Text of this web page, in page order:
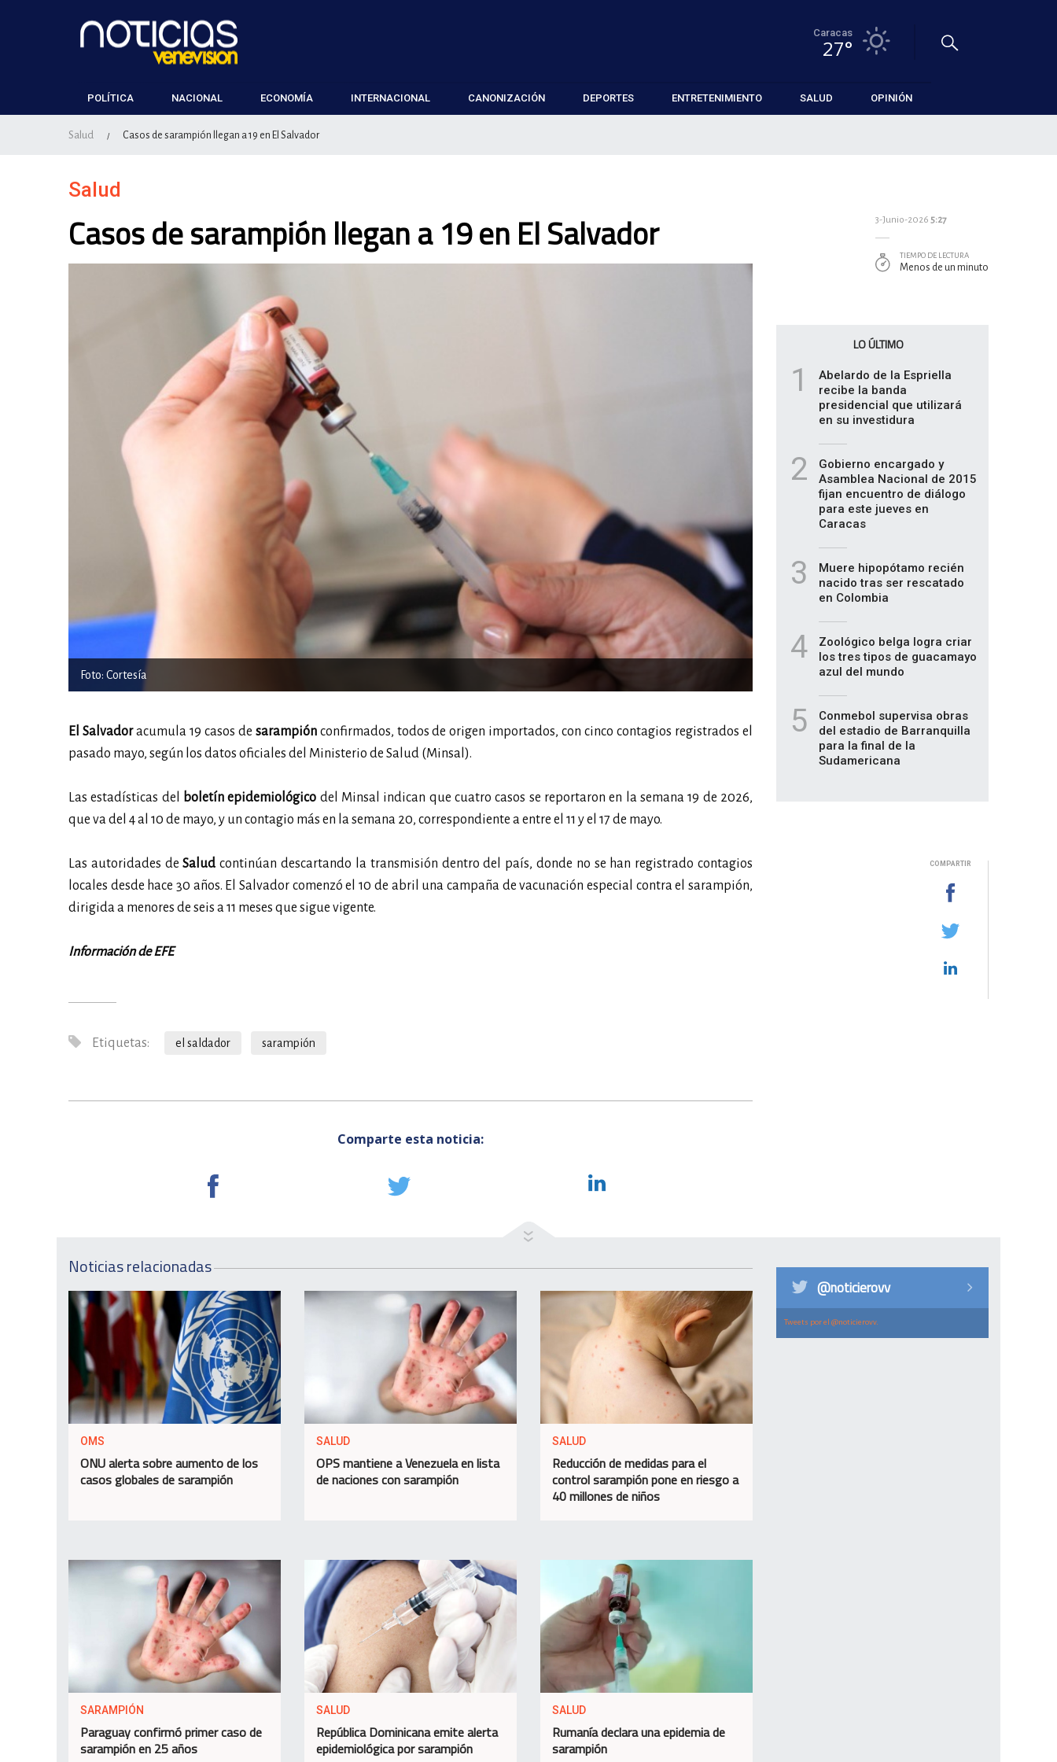
Caracas
27°
POLÍTICA NACIONAL ECONOMÍA INTERNACIONAL CANONIZACIÓN DEPORTES ENTRETENIMIENTO SALUD OPINIÓN
Salud / Casos de sarampión llegan a 19 en El Salvador
Salud
Casos de sarampión llegan a 19 en El Salvador
Foto: Cortesía
El Salvadoracumula 19 casos de sarampiónconfirmados, todos de origen importados, con cinco contagios registrados el
pasado mayo, según los datos oficiales del Ministerio de Salud (Minsal).
Las estadísticas del boletín epidemiológico del Minsal indican que cuatro casos se reportaron en la semana 19 de 2026,
que va del 4 al 10 de mayo, y un contagio más en la semana 20, correspondiente a entre el 11 y el 17 de mayo.
Las autoridades de Salud continúan descartando la transmisión dentro del país, donde no se han registrado contagios
locales desde hace 30 años. El Salvador comenzó el 10 de abril una campaña de vacunación especial contra el sarampión,
dirigida a menores de seis a 11 meses que sigue vigente.
Información de EFE
Etiquetas: el saldador sarampión
Comparte esta noticia:
3-Junio-2026 5:27
TIEMPO DE LECTURA
Menos de un minuto
LO ÚLTIMO
1
Abelardo de la Espriella
recibe la banda
presidencial que utilizará
en su investidura
2
Gobierno encargado y
Asamblea Nacional de 2015
fijan encuentro de diálogo
para este jueves en
Caracas
3
Muere hipopótamo recién
nacido tras ser rescatado
en Colombia
4
Zoológico belga logra criar
los tres tipos de guacamayo
azul del mundo
5
Conmebol supervisa obras
del estadio de Barranquilla
para la final de la
Sudamericana
COMPARTIR
Noticias relacionadas
OMS
ONU alerta sobre aumento de los
casos globales de sarampión
SALUD
OPS mantiene a Venezuela en lista
de naciones con sarampión
SALUD
Reducción de medidas para el
control sarampión pone en riesgo a
40 millones de niños
SARAMPIÓN
Paraguay confirmó primer caso de
sarampión en 25 años
SALUD
República Dominicana emite alerta
epidemiológica por sarampión
SALUD
Rumanía declara una epidemia de
sarampión
@noticierovv
Tweets por el @noticierovv.